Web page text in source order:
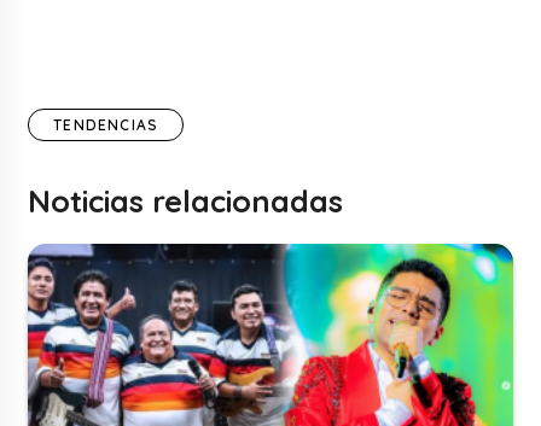
TENDENCIAS
Noticias relacionadas